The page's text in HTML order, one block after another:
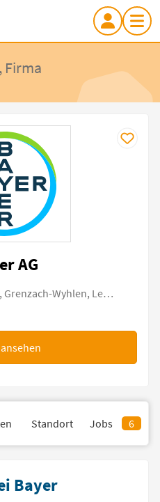
AG
Wolfen, Berlin, Bergkamen, Monheim am Rhein
Standort Jobs 6
Bayer